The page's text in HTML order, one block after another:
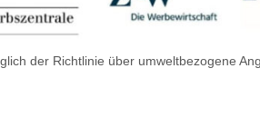
der Richtlinie über umweltbezogene